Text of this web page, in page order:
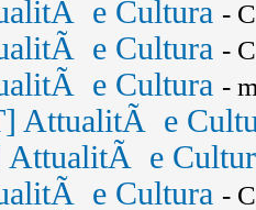
e Cultura -
e Cultura -
e Cultura -
AttualitÃ e
e
e Cultura -